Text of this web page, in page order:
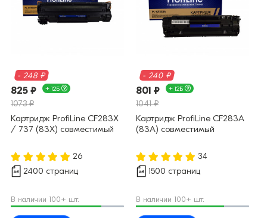
- 248 ₽
825 ₽ + 12Б
1073 ₽
Картридж ProfiLine CF283X
/ 737 (83X) совместимый
26
2400 страниц
В наличии 100+ шт.
- 240 ₽
801 ₽ + 12Б
1041 ₽
Картридж ProfiLine CF283A
(83A) совместимый
34
1500 страниц
В наличии 100+ шт.